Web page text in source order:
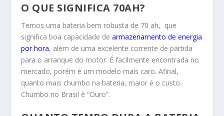
O QUE SIGNIFICA 70AH?
Temos uma bateria bem robusta de 70 ah, que
significa boa capacidade dearmazenamento de energia
por hora, além de uma excelente corrente de partida
para o arranque do motor. É facilmente encontrada no
mercado, porém é um modelo mais caro. Afinal,
quanto mais chumbo na bateria, maior é o custo.
Chumbo no Brasil é “Ouro”.